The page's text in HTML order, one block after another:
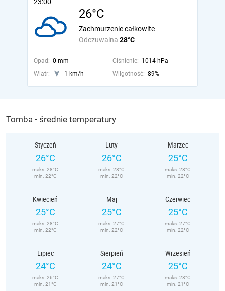
26°C
Odczuwalna 28°C
Zachmurzenie całkowite
Opad: 0 mm Ciśnienie: 1014 hPa
Wiatr:
1 km/h Wilgotność: 89%
Tomba - średnie temperatury
Styczeń
26°C
maks. 28°C
min. 22°C
Luty
26°C
maks. 28°C
min. 22°C
Marzec
25°C
maks. 28°C
min. 22°C
Kwiecień
25°C
maks. 28°C
min. 22°C
Maj
25°C
maks. 27°C
min. 22°C
Czerwiec
25°C
maks. 27°C
min. 22°C
Lipiec
24°C
maks. 26°C
min. 21°C
Sierpień
24°C
maks. 27°C
min. 21°C
Wrzesień
25°C
maks. 28°C
min. 21°C